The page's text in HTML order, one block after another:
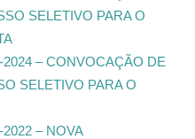
SELETIVO PARA O
2024 – CONVOCAÇÃO DE
SELETIVO PARA O
2022 – NOVA